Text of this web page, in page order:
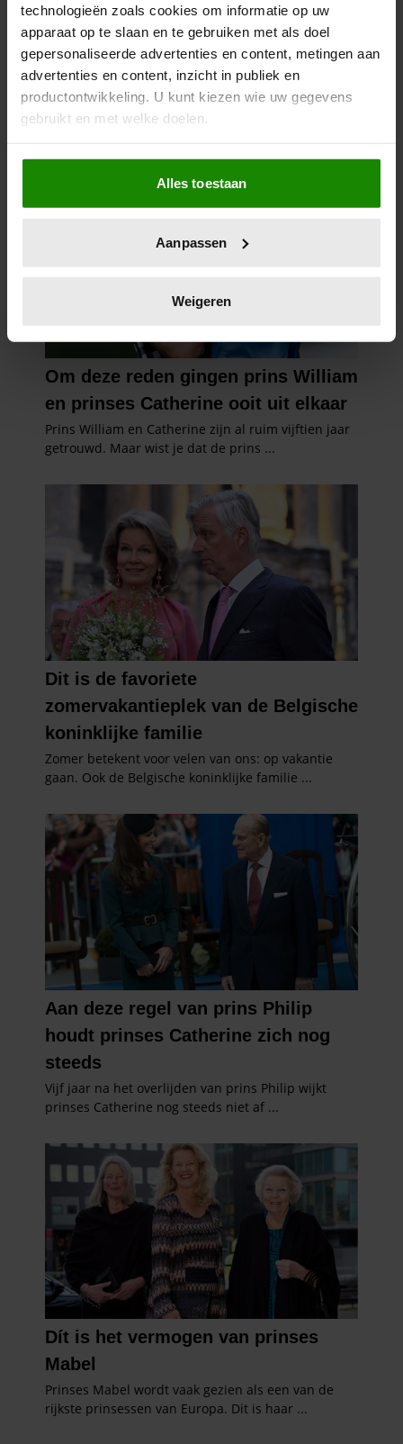
technologieën zoals cookies om informatie op uw
apparaat op te slaan en te gebruiken met als doel
gepersonaliseerde advertenties en content, metingen aan
advertenties en content, inzicht in publiek en
productontwikkeling. U kunt kiezen wie uw gegevens
gebruikt en met welke doelen.
Als u het toestaat, willen we ook graag:
Informatie verzamelen over uw geografische
locatie, die tot een paar meter nauwkeurig kan zijn
scannen op specifieke eigenschappen (fingerprinting)
verwerkt en stel uw voorkeuren in het
intrekken in de Cookieverklaring.
We gebruiken cookies om content en advertenties te
personaliseren, om functies voor social media te bieden
en om ons websiteverkeer te analyseren. Ook delen we
informatie over uw gebruik van onze site met onze
partners kunnen deze gegevens combineren met andere
informatie die u aan ze heeft verstrekt of die ze hebben
verzameld op basis van uw gebruik van hun services. U
gaat akkoord met onze cookies als u onze website blijft
Alles toestaan
Aanpassen
Weigeren